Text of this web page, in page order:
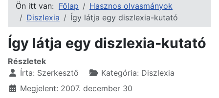
Ön itt van: Főlap
Hasznos olvasmányok
Diszlexia
Így látja egy diszlexia-kutató
Így látja egy diszlexia-kutató
Részletek
Írta: Szerkesztő Kategória: Diszlexia
Megjelent: 2007. december 30